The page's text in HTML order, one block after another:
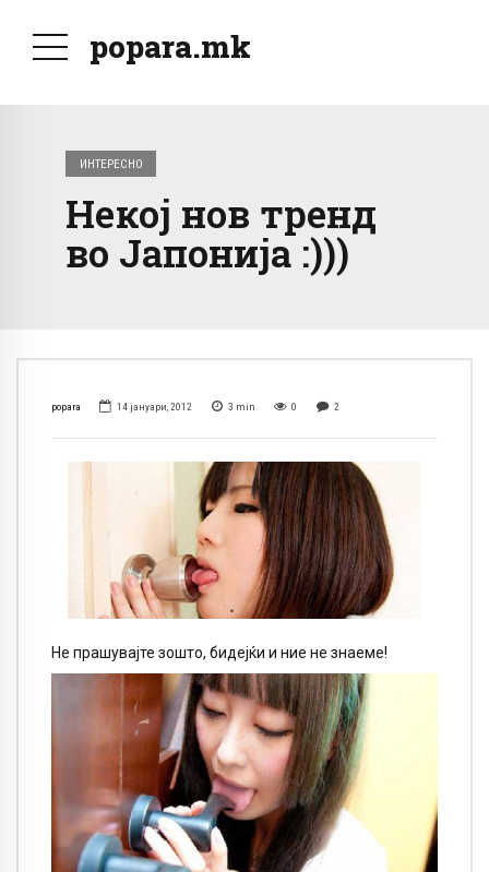
popara.mk
ИНТЕРЕСНО
Некој нов тренд
во Јапонија :)))
popara 14 јануари, 2012 3 min 0 2
Не прашувајте зошто, бидејќи и ние не знаеме!